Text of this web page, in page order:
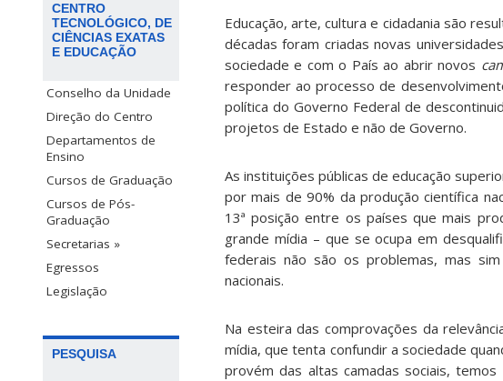
CENTRO
TECNOLÓGICO, DE
CIÊNCIAS EXATAS
E EDUCAÇÃO
Conselho da Unidade
Direção do Centro
Departamentos de
Ensino
Cursos de Graduação
Cursos de Pós-
Graduação
Secretarias »
Egressos
Legislação
PESQUISA
Educação, arte, cultura e cidadania são
décadas foram criadas novas
sociedade e com o País ao abrir novos
responder ao processo de
política do Governo Federal de
projetos de Estado e não de Governo.
As instituições públicas de educação
por mais de 90% da produção científica
13ª posição entre os países que mais
grande mídia – que se ocupa em
federais não são os problemas, mas
nacionais.
Na esteira das comprovações da
mídia, que tenta confundir a sociedade
provém das altas camadas sociais,